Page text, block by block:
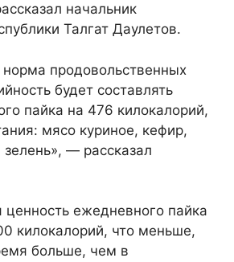
начальник
Талгат Даулетов.
продовольственных
будет составлять
пайка на 476 килокалорий,
мясо куриное, кефир,
— рассказал
ежедневного пайка
килокалорий, что меньше,
больше, чем в